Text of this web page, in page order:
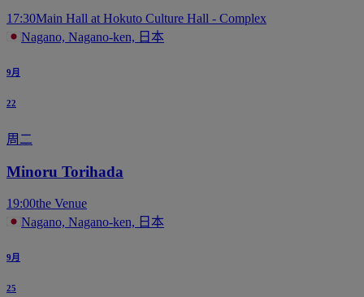
17:30Main Hall at Hokuto Culture Hall - Complex
Nagano, Nagano-ken, 日本
9月
22
周二
Minoru Torihada
19:00the Venue
Nagano, Nagano-ken, 日本
9月
25